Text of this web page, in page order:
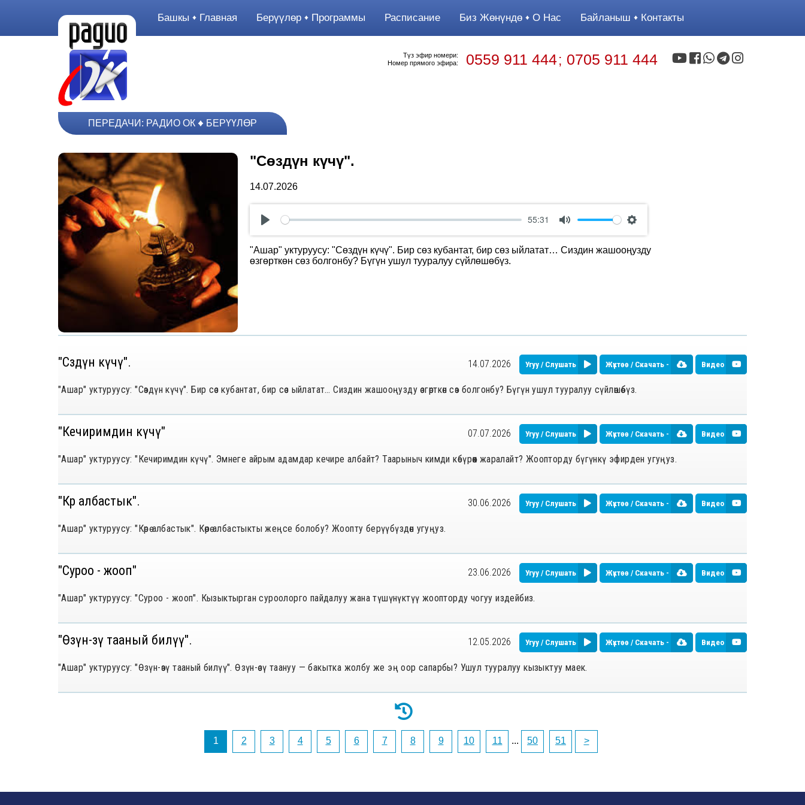
Башкы Главная Берүүлөр Программы Расписание Биз Жөнүндө О Нас Байланыш Контакты
Түз эфир номери:
Номер прямого эфира:
0559 911 444; 0705 911 444
ПЕРЕДАЧИ: РАДИО ОК БЕРҮҮЛӨР
"Сөздүн күчү".
14.07.2026
Play
55:31
Mute Settings
"Ашар" уктуруусу: "Сөздүн күчү". Бир сөз кубантат, бир сөз ыйлатат… Сиздин жашооңузду
өзгөрткөн сөз болгонбу? Бүгүн ушул тууралуу сүйлөшөбүз.
"Сөздүн күчү". 14.07.2026 Угуу / Слушать Жүктөө / Скачать - Видео
"Ашар" уктуруусу: "Сөздүн күчү". Бир сөз кубантат, бир сөз ыйлатат… Сиздин жашооңузду өзгөрткөн сөз болгонбу? Бүгүн ушул тууралуу сүйлөшөбүз.
"Кечиримдин күчү" 07.07.2026 Угуу / Слушать Жүктөө / Скачать - Видео
"Ашар" уктуруусу: "Кечиримдин күчү". Эмнеге айрым адамдар кечире албайт? Таарыныч кимди көбүрөөк жаралайт? Жоопторду бүгүнкү эфирден угуңуз.
"Көрө албастык". 30.06.2026 Угуу / Слушать Жүктөө / Скачать - Видео
"Ашар" уктуруусу: "Көрө албастык". Көрө албастыкты жеңсе болобу? Жоопту берүүбүздөн угуңуз.
"Суроо - жооп" 23.06.2026 Угуу / Слушать Жүктөө / Скачать - Видео
"Ашар" уктуруусу: "Суроо - жооп". Кызыктырган суроолорго пайдалуу жана түшүнүктүү жоопторду чогуу издейбиз.
"Өзүн-өзү тааный билүү". 12.05.2026 Угуу / Слушать Жүктөө / Скачать - Видео
"Ашар" уктуруусу: "Өзүн-өзү тааный билүү". Өзүн-өзү таануу — бакытка жолбу же эң оор сапарбы? Ушул тууралуу кызыктуу маек.
1 2 3 4 5 6 7 8 9 10 11 ... 50 51 >